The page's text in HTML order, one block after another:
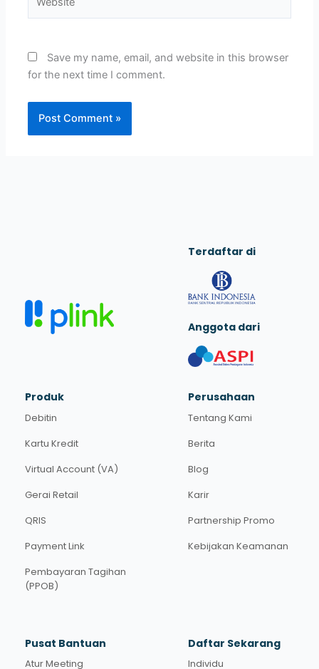
Save my name, email, and website in this browser
for the next time I comment.
Terdaftar di
Anggota dari
Produk
Debitin
Kartu Kredit
Virtual Account (VA)
Gerai Retail
QRIS
Payment Link
Pembayaran Tagihan
(PPOB)
Perusahaan
Tentang Kami
Berita
Blog
Karir
Partnership Promo
Kebijakan Keamanan
Pusat Bantuan
Atur Meeting
Daftar Sekarang
Individu